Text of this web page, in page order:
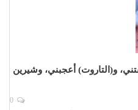
و(التاروت) أعجبني، وشيرين